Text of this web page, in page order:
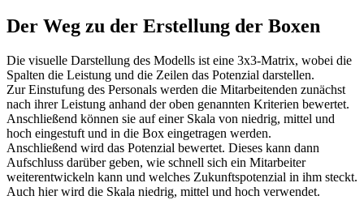
Der Weg zu der Erstellung der Boxen
Die visuelle Darstellung des Modells ist eine 3x3-Matrix, wobei die
Spalten die Leistung und die Zeilen das Potenzial darstellen.
Zur Einstufung des Personals werden die Mitarbeitenden zunächst
nach ihrer Leistung anhand der oben genannten Kriterien bewertet.
Anschließend können sie auf einer Skala von niedrig, mittel und
hoch eingestuft und in die Box eingetragen werden.
Anschließend wird das Potenzial bewertet. Dieses kann dann
Aufschluss darüber geben, wie schnell sich ein Mitarbeiter
weiterentwickeln kann und welches Zukunftspotenzial in ihm steckt.
Auch hier wird die Skala niedrig, mittel und hoch verwendet.